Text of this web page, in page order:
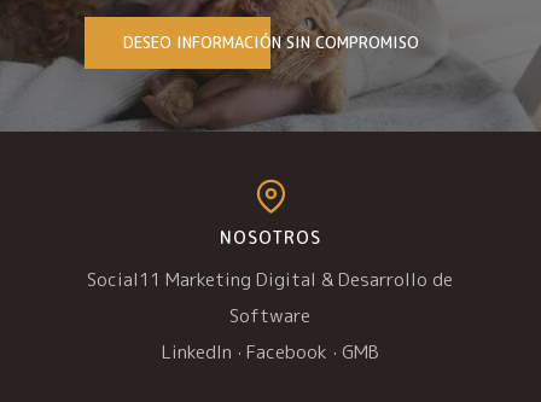
DESEO INFORMACIÓN SIN COMPROMISO
NOSOTROS
Social11 Marketing Digital & Desarrollo de
Software
LinkedIn · Facebook · GMB